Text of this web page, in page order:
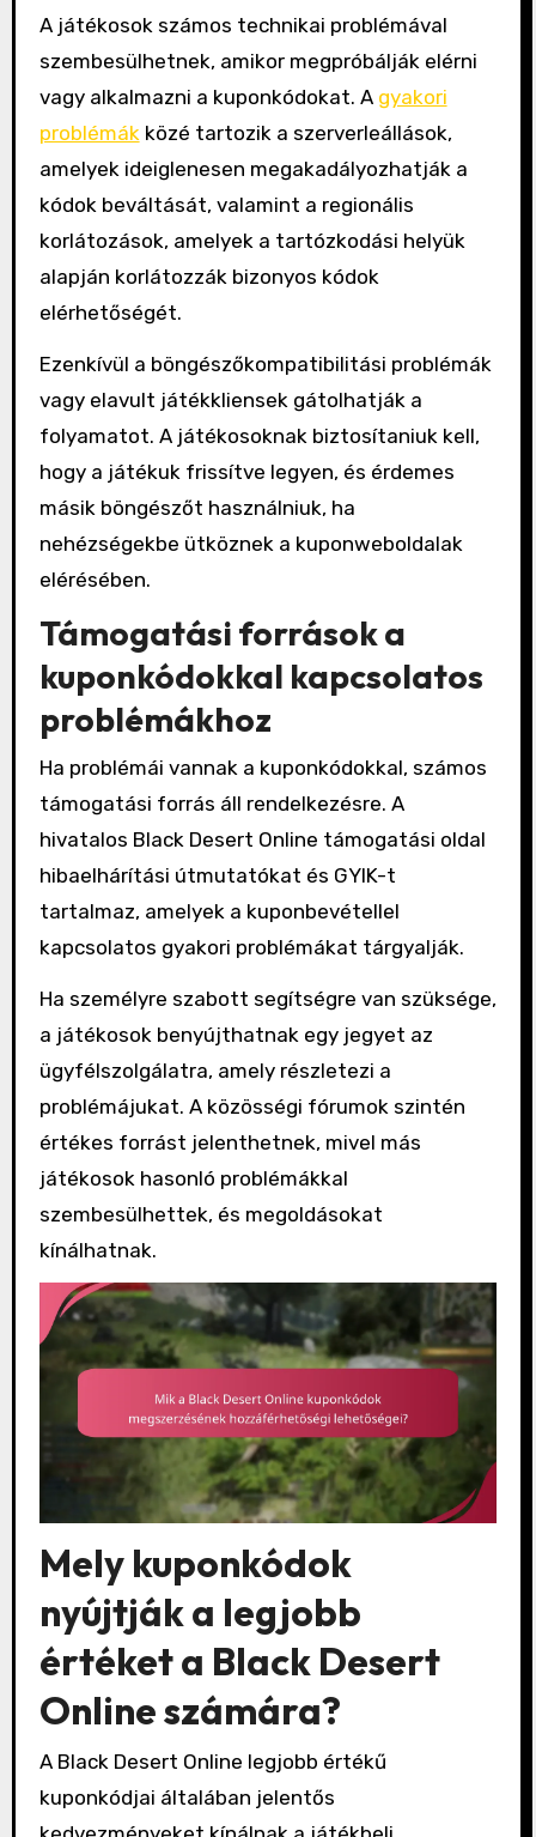
A játékosok számos technikai problémával
szembesülhetnek, amikor megpróbálják elérni
vagy alkalmazni a kuponkódokat. A gyakori
problémák közé tartozik a szerverleállások,
amelyek ideiglenesen megakadályozhatják a
kódok beváltását, valamint a regionális
korlátozások, amelyek a tartózkodási helyük
alapján korlátozzák bizonyos kódok
elérhetőségét.
Ezenkívül a böngészőkompatibilitási problémák
vagy elavult játékkliensek gátolhatják a
folyamatot. A játékosoknak biztosítaniuk kell,
hogy a játékuk frissítve legyen, és érdemes
másik böngészőt használniuk, ha
nehézségekbe ütköznek a kuponweboldalak
elérésében.
Támogatási források a
kuponkódokkal kapcsolatos
problémákhoz
Ha problémái vannak a kuponkódokkal, számos
támogatási forrás áll rendelkezésre. A
hivatalos Black Desert Online támogatási oldal
hibaelhárítási útmutatókat és GYIK-t
tartalmaz, amelyek a kuponbevétellel
kapcsolatos gyakori problémákat tárgyalják.
Ha személyre szabott segítségre van szüksége,
a játékosok benyújthatnak egy jegyet az
ügyfélszolgálatra, amely részletezi a
problémájukat. A közösségi fórumok szintén
értékes forrást jelenthetnek, mivel más
játékosok hasonló problémákkal
szembesülhettek, és megoldásokat
kínálhatnak.
Mely kuponkódok
nyújtják a legjobb
értéket a Black Desert
Online számára?
A Black Desert Online legjobb értékű
kuponkódjai általában jelentős